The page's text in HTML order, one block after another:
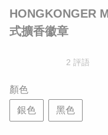
HONGKONGER
式擴香徽章
2 評語
顏色
銀色 黑色